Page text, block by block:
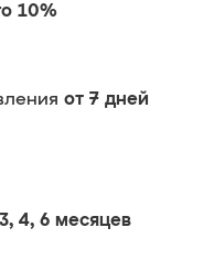
10%
от 7 дней
4, 6 месяцев